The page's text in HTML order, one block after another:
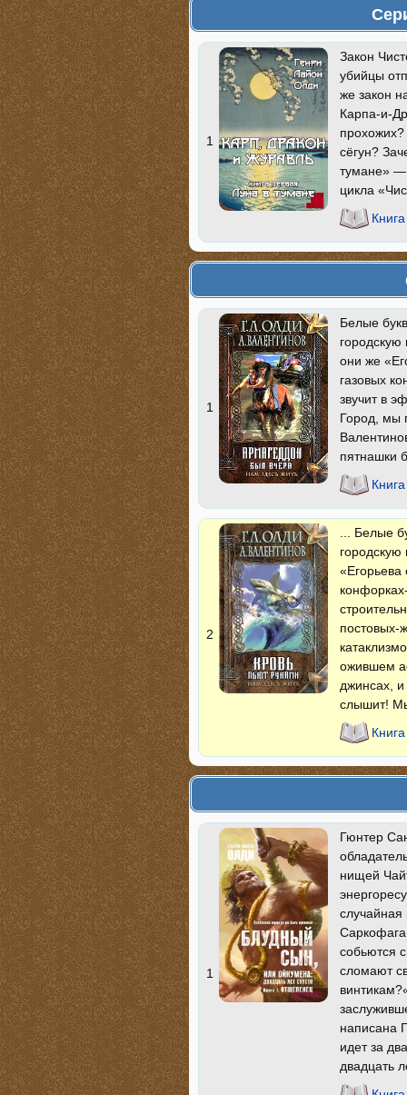
1
Закон
убийцы
же закон
Карпа-и-
сёгун?
тумане» —
цикла
1
Белые
они же
газовых
звучит в
Город, мы
пятнашки
2
... Белые
«Егорьева
постовых-
ожившем
джинсах,
слышит!
1
Гюнтер
нищей
случайная
Саркофага
собьются
сломают
написана
идет за
двадцать